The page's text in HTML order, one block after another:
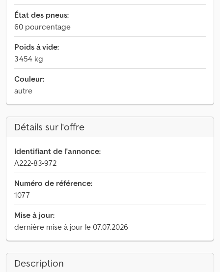
État des pneus:
60 pourcentage
Poids à vide:
3 454 kg
Couleur:
autre
Détails sur l'offre
Identifiant de l'annonce:
A222-83-972
Numéro de référence:
1077
Mise à jour:
dernière mise à jour le 07.07.2026
Description